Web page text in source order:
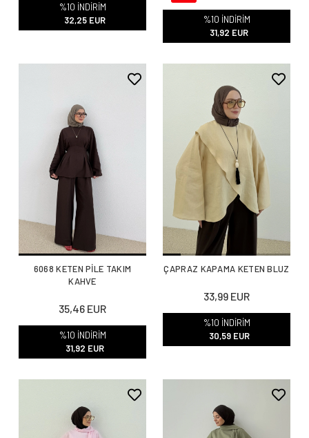
%10 İNDİRİM
32,25 EUR
%10 İNDİRİM
31,92 EUR
6068 KETEN PİLE TAKIM
KAHVE
35,46 EUR
%10 İNDİRİM
31,92 EUR
ÇAPRAZ KAPAMA KETEN BLUZ
33,99 EUR
%10 İNDİRİM
30,59 EUR